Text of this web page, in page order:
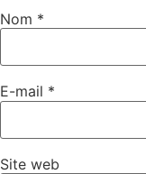
Nom *
E-mail *
Site web